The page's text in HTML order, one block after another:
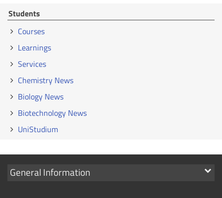
Students
Courses
Learnings
Services
Chemistry News
Biology News
Biotechnology News
UniStudium
Show
General Information